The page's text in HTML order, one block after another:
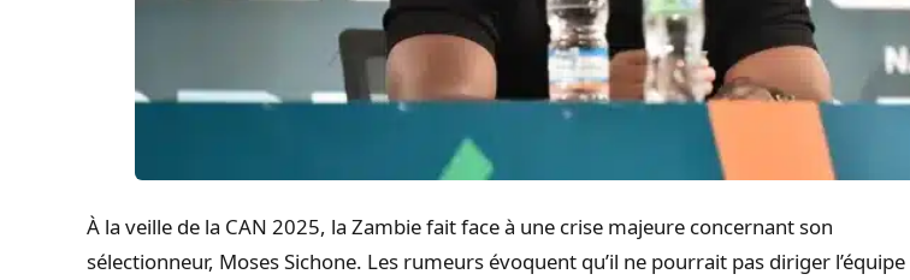
À la veille de la CAN 2025, la Zambie fait face à une crise majeure concernant son
sélectionneur, Moses Sichone. Les rumeurs évoquent qu’il ne pourrait pas diriger l’équipe